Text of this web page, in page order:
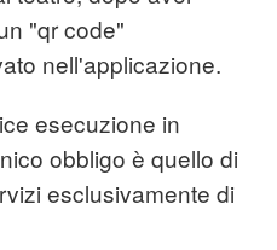
"qr code"
nell'applicazione.
esecuzione in
obbligo è quello di
esclusivamente di